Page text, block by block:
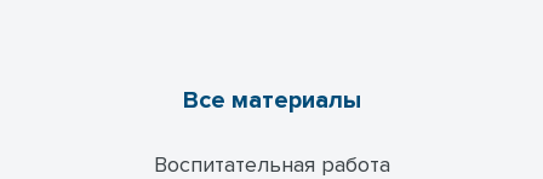
Все материалы
Воспитательная работа